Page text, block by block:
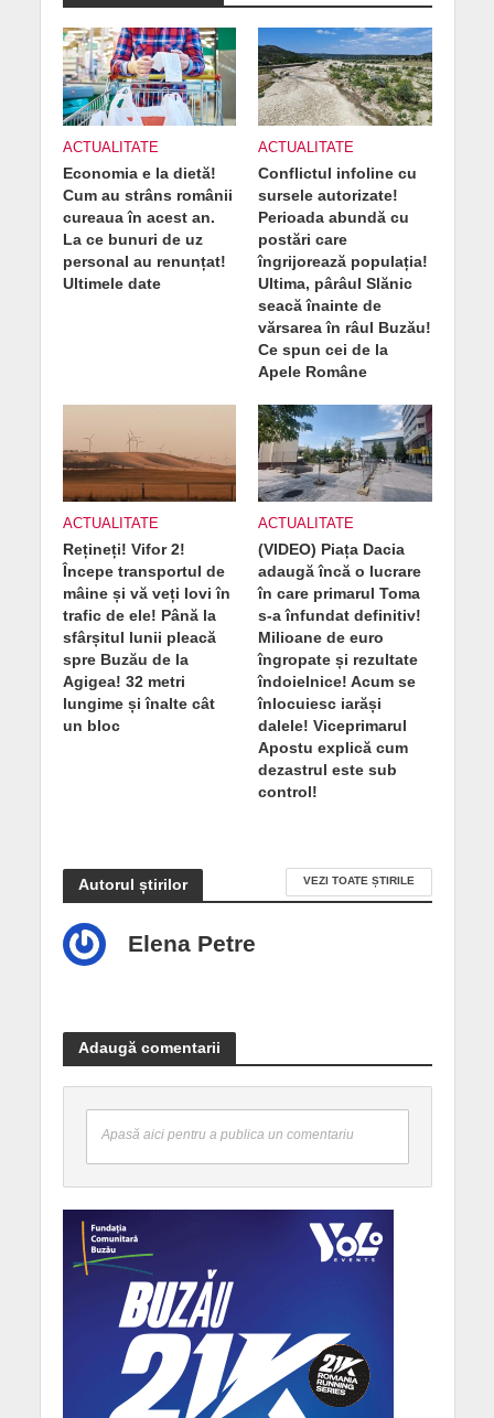
ACTUALITATE
Economia e la dietă!
Cum au strâns românii
cureaua în acest an.
La ce bunuri de uz
personal au renunțat!
Ultimele date
ACTUALITATE
Conflictul infoline cu
sursele autorizate!
Perioada abundă cu
postări care
îngrijorează populația!
Ultima, pârâul Slănic
seacă înainte de
vărsarea în râul Buzău!
Ce spun cei de la
Apele Române
ACTUALITATE
Rețineți! Vifor 2!
Începe transportul de
mâine și vă veți lovi în
trafic de ele! Până la
sfârșitul lunii pleacă
spre Buzău de la
Agigea! 32 metri
lungime și înalte cât
un bloc
ACTUALITATE
(VIDEO) Piața Dacia
adaugă încă o lucrare
în care primarul Toma
s-a înfundat definitiv!
Milioane de euro
îngropate și rezultate
îndoielnice! Acum se
înlocuiesc iarăși
dalele! Viceprimarul
Apostu explică cum
dezastrul este sub
control!
Autorul știrilor VEZI TOATE ȘTIRILE
Elena Petre
Adaugă comentarii
Apasă aici pentru a publica un comentariu